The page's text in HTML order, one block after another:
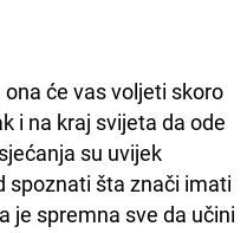
će vas voljeti skoro
i na kraj svijeta da ode
su uvijek
spoznati šta znači imati
je spremna sve da učini